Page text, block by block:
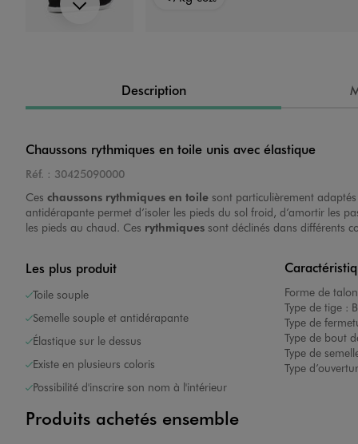
Image 5 sur 6
Image 6 sur 6
Description
Chaussons rythmiques en toile unis avec élastique
Réf. : 30425090000
Ces chaussons rythmiques en toile sont particulièrement
antidérapante permet d’isoler les pieds du sol froid, d’amortir les
les pieds au chaud. Ces rythmiques sont déclinés dans différents
Les plus produit
Toile souple
Semelle souple et antidérapante
Élastique sur le dessus
Existe en plusieurs coloris
Possibilité d'inscrire son nom à l'intérieur
Forme de
Type de tige :
Type de
Type de bout
Type de
Type
Produits achetés ensemble